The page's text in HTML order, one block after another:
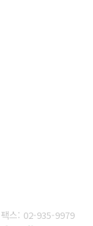
팩스: 02-935-9979